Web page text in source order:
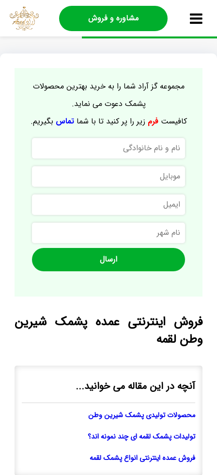
مشاوره و فروش
مجموعه گز آراد شما را به خرید بهترین محصولات
پشمک دعوت می نماید.
کافیستفرم زیر را پر کنید تا با شماتماس بگیریم.
نام
و
نام
خانوادگی
موبایل
ایمیل
نام
شهر
فروش اینترنتی عمده پشمک شیرین
وطن لقمه
آنچه در این مقاله می خوانید...
محصولات تولیدی پشمک شیرین وطن
تولیدات پشمک لقمه ای چند نمونه اند؟
فروش عمده اینترنتی انواع پشمک لقمه